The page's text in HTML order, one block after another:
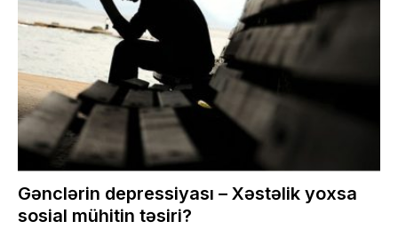
Gənclərin depressiyası – Xəstəlik yoxsa
sosial mühitin təsiri?